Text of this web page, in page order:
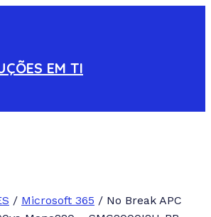
EM TI
/ Microsoft 365 / No Break APC